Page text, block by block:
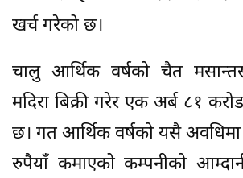
खर्च गरेको छ।
चालु आर्थिक वर्षको चैत
मदिरा बिक्री गरेर एक अर्ब ८१
छ। गत आर्थिक वर्षको यसै
रुपैयाँ कमाएको कम्पनीको